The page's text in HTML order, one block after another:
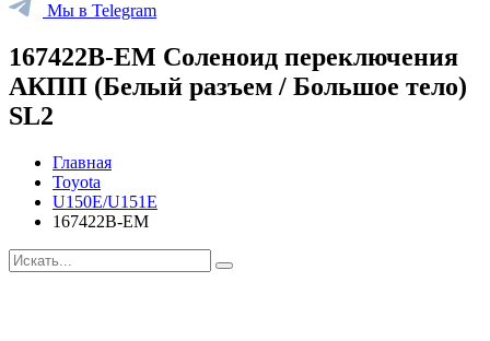
Мы в Telegram
167422B-EM Соленоид переключения
АКПП (Белый разъем / Большое тело)
SL2
Главная
Toyota
U150E/U151E
167422B-EM